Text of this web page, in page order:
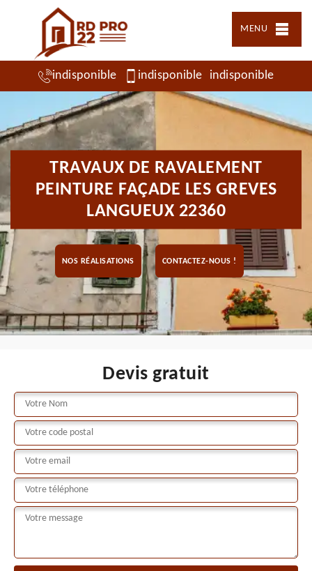
MENU
indisponible indisponible indisponible
TRAVAUX DE RAVALEMENT
PEINTURE FAÇADE LES GREVES
LANGUEUX 22360
NOS RÉALISATIONS CONTACTEZ-NOUS !
Devis gratuit